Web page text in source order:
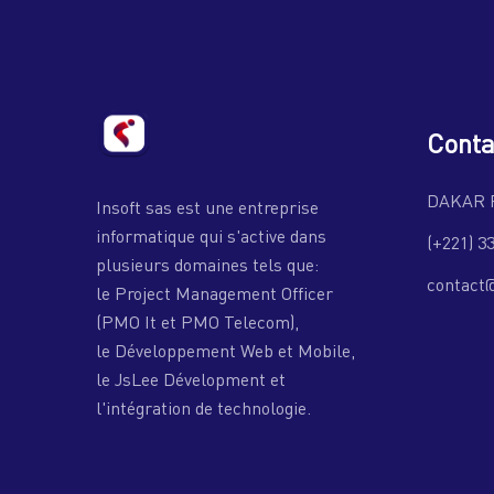
Insoft sas est une entreprise
informatique qui s'active dans
plusieurs domaines tels que:
le Project Management Officer
(PMO It et PMO Telecom),
le Développement Web et Mobile,
le JsLee Dévelopment et
l'intégration de technologie.
DAKAR
(+221)